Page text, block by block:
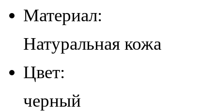
Материал:
Натуральная кожа
Цвет:
черный